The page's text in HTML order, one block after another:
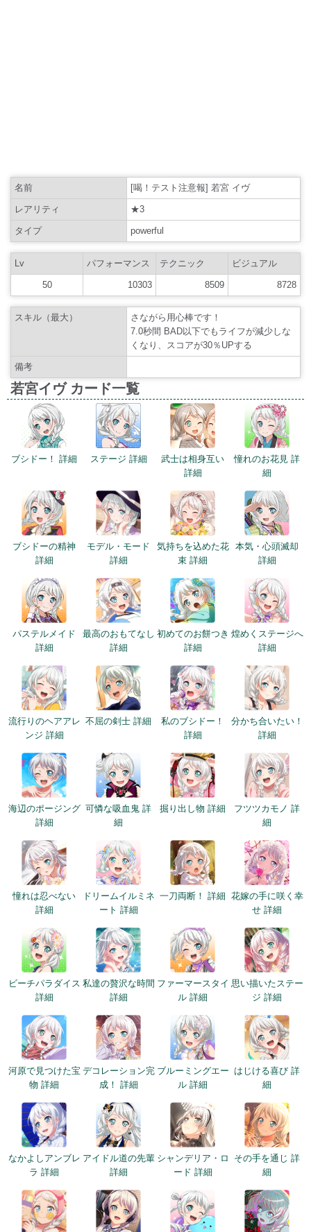
名前 [喝！テスト注意報] 若宮 イヴ
レアリティ ★3
タイプ powerful
Lv パフォーマンス テクニック ビジュアル
50 10303 8509 8728
スキル（最大）
さながら用心棒です！
7.0秒間 BAD以下でもライフが減少しな
くなり、スコアが30％UPする
備考
若宮イヴ カード一覧
ブシドー！ 詳細 ステージ 詳細
武士は相身互い
詳細
憧れのお花見 詳
細
ブシドーの精神
詳細
モデル・モード
詳細
気持ちを込めた花
束 詳細
本気・心頭滅却
詳細
パステルメイド
詳細
最高のおもてなし
詳細
初めてのお餅つき
詳細
煌めくステージへ
詳細
流行りのヘアアレ
ンジ 詳細
不屈の剣士 詳細
私のブシドー！
詳細
分かち合いたい！
詳細
海辺のポージング
詳細
可憐な吸血鬼 詳
細
掘り出し物 詳細
フツツカモノ 詳
細
憧れは忍べない
詳細
ドリームイルミネ
ート 詳細
一刀両断！ 詳細 花嫁の手に咲く幸
せ 詳細
ビーチパラダイス
詳細
私達の贅沢な時間
詳細
ファーマースタイ
ル 詳細
思い描いたステー
ジ 詳細
河原で見つけた宝
物 詳細
デコレーション完
成！ 詳細
ブルーミングエー
ル 詳細
はじける喜び 詳
細
なかよしアンブレ
ラ 詳細
アイドル道の先輩
詳細
シャンデリア・ロ
ード 詳細
その手を通じ 詳
細